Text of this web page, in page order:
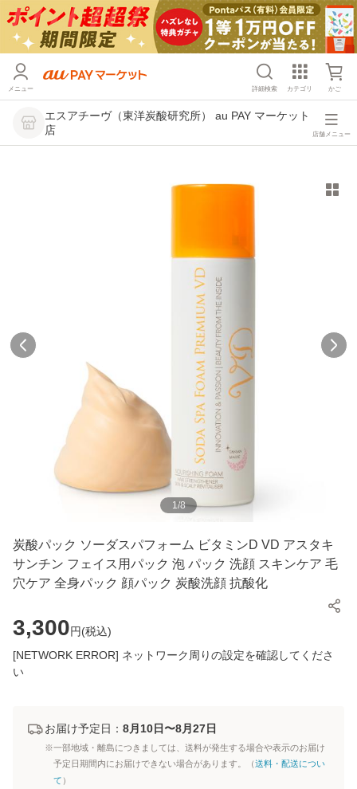
メニュー 詳細検索 カテゴリ かご
エスアチーヴ（東洋炭酸研究所） au PAY マーケット
店
店舗メニュー
1/8
炭酸パック ソーダスパフォーム ビタミンD VD アスタキ
サンチン フェイス用パック 泡 パック 洗顔 スキンケア 毛
穴ケア 全身パック 顔パック 炭酸洗顔 抗酸化
3,300円(税込)
[NETWORK ERROR] ネットワーク周りの設定を確認してくださ
い
お届け予定日： 8月10日〜8月27日
※一部地域・離島につきましては、送料が発生する場合や表示のお届け
予定日期間内にお届けできない場合があります。（送料・配送につい
て ）